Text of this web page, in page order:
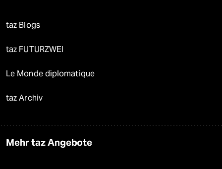
taz Blogs
taz FUTURZWEI
Le Monde diplomatique
taz Archiv
Mehr taz Angebote